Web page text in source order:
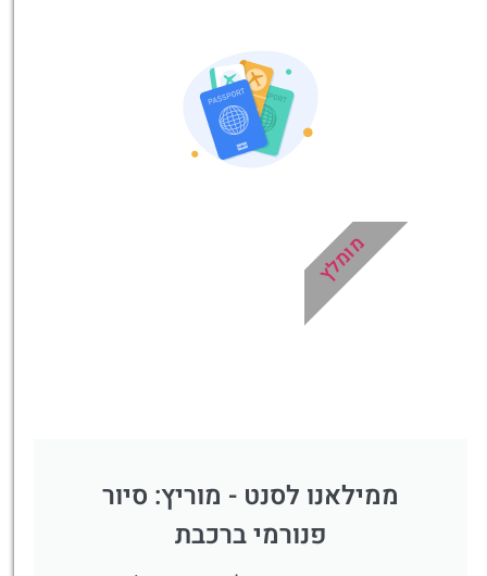
שאסור לכם לפספס!
לחצו פה!
ממילאנו לסנט - מוריץ: סיור
פנורמי ברכבת
מומלץ